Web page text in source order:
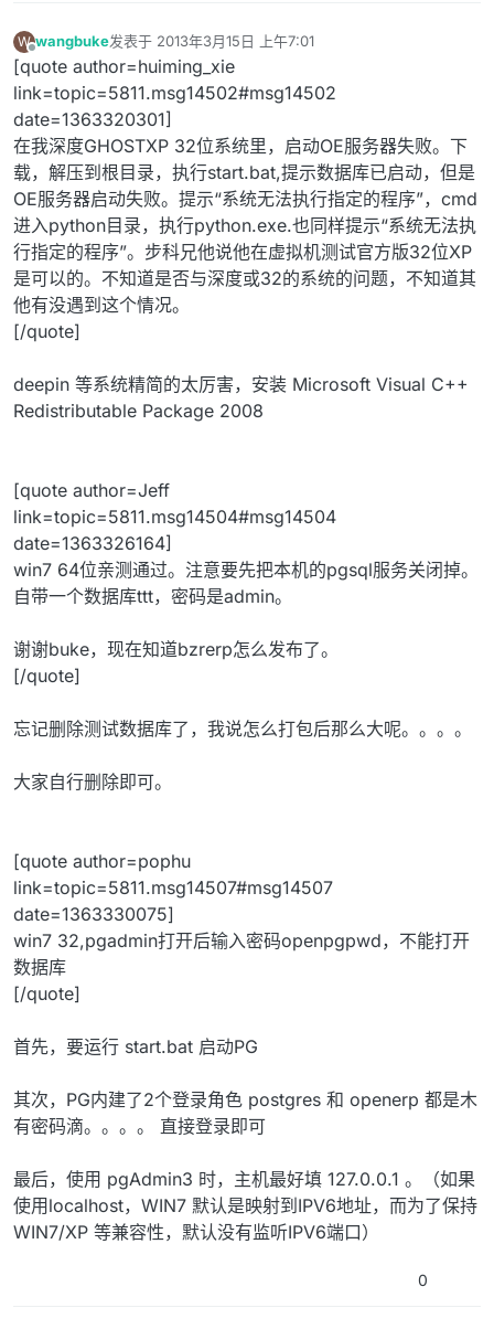
W
离线
wangbuke发表于 2013年3月15日 上午7:01
最后由 编辑
[quote author=huiming_xie
link=topic=5811.msg14502#msg14502
date=1363320301]
在我深度GHOSTXP 32位系统里，启动OE服务器失败。下
载，解压到根目录，执行start.bat,提示数据库已启动，但是
OE服务器启动失败。提示“系统无法执行指定的程序”，cmd
进入python目录，执行python.exe.也同样提示“系统无法执
行指定的程序”。步科兄他说他在虚拟机测试官方版32位XP
是可以的。不知道是否与深度或32的系统的问题，不知道其
他有没遇到这个情况。
[/quote]
deepin 等系统精简的太厉害，安装 Microsoft Visual C++
Redistributable Package 2008
[quote author=Jeff
link=topic=5811.msg14504#msg14504
date=1363326164]
win7 64位亲测通过。注意要先把本机的pgsql服务关闭掉。
自带一个数据库ttt，密码是admin。
谢谢buke，现在知道bzrerp怎么发布了。
[/quote]
忘记删除测试数据库了，我说怎么打包后那么大呢。。。。
大家自行删除即可。
[quote author=pophu
link=topic=5811.msg14507#msg14507
date=1363330075]
win7 32,pgadmin打开后输入密码openpgpwd，不能打开
数据库
[/quote]
首先，要运行 start.bat 启动PG
其次，PG内建了2个登录角色 postgres 和 openerp 都是木
有密码滴。。。。 直接登录即可
最后，使用 pgAdmin3 时，主机最好填 127.0.0.1 。（如果
使用localhost，WIN7 默认是映射到IPV6地址，而为了保持
WIN7/XP 等兼容性，默认没有监听IPV6端口）
0